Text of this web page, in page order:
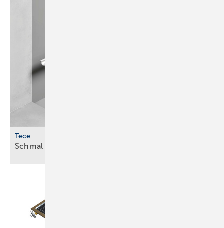
Tece
Schmal und mit optimierter